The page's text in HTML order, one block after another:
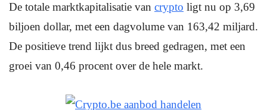
De totale marktkapitalisatie van crypto ligt nu op 3,69
biljoen dollar, met een dagvolume van 163,42 miljard.
De positieve trend lijkt dus breed gedragen, met een
groei van 0,46 procent over de hele markt.